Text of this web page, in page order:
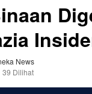
News
39 Dilihat